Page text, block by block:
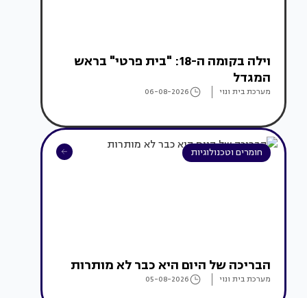
וילה בקומה ה-18: "בית פרטי" בראש
המגדל
מערכת בית ונוי 06-08-2026
חומרים וטכנולוגיות
הבריכה של היום היא כבר לא מותרות
מערכת בית ונוי 05-08-2026